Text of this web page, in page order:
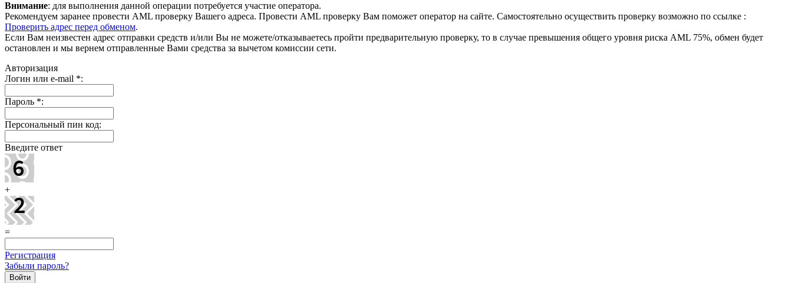
Внимание: для выполнения данной операции потребуется участие оператора.
Рекомендуем заранее провести AML проверку Вашего адреса. Провести AML проверку Вам поможет оператор на сайте. Самостоятельно осуществить проверку возможно по ссылке :
Проверить адрес перед обменом.
Если Вам неизвестен адрес отправки средств и/или Вы не можете/отказываетесь пройти предварительную проверку, то в случае превышения общего уровня риска AML 75%, обмен будет
остановлен и мы вернем отправленные Вами средства за вычетом комиссии сети.
Авторизация
Логин или e-mail *:
Пароль *:
Персональный пин код:
Введите ответ
+
=
Регистрация
Забыли пароль?